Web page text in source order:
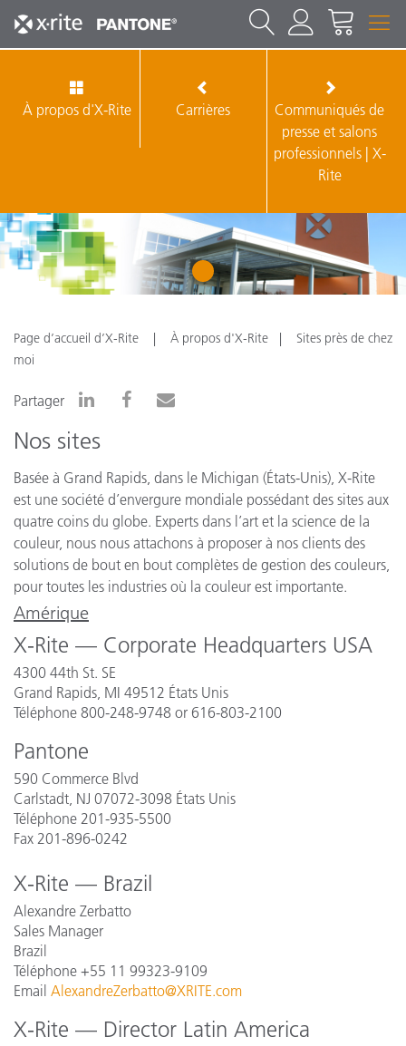
À propos d'X-Rite Carrières
Communiqués de
presse et salons
professionnels | X-
Rite
1
Page d’accueil d’X-Rite À propos d'X-Rite
Sites près de chez
moi
Partager
Nos sites
Basée à Grand Rapids, dans le Michigan (États-Unis), X-Rite
est une société d’envergure mondiale possédant des sites aux
quatre coins du globe. Experts dans l’art et la science de la
couleur, nous nous attachons à proposer à nos clients des
solutions de bout en bout complètes de gestion des couleurs,
pour toutes les industries où la couleur est importante.
Amérique
X-Rite — Corporate Headquarters USA
4300 44th St. SE
Grand Rapids, MI 49512 États Unis
Téléphone 800-248-9748 or 616-803-2100
Pantone
590 Commerce Blvd
Carlstadt, NJ 07072-3098 États Unis
Téléphone 201-935-5500
Fax 201-896-0242
X-Rite — Brazil
Alexandre Zerbatto
Sales Manager
Brazil
Téléphone +55 11 99323-9109
Email AlexandreZerbatto@XRITE.com
X-Rite — Director Latin America